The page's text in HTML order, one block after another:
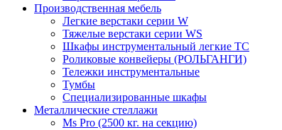
Производственная мебель
Легкие верстаки серии W
Тяжелые верстаки серии WS
Шкафы инструментальный легкие ТС
Роликовые конвейеры (РОЛЬГАНГИ)
Тележки инструментальные
Тумбы
Специализированные шкафы
Металлические стеллажи
Ms Pro (2500 кг. на секцию)